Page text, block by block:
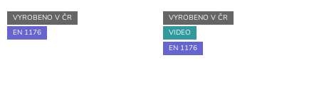
VYROBENO V ČR
EN 1176
VYROBENO V ČR
VIDEO
EN 1176